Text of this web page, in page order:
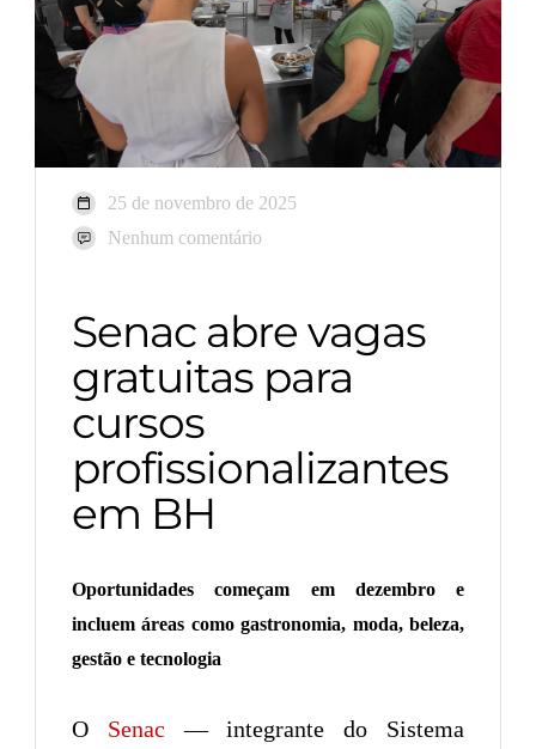
25 de novembro de 2025
Nenhum comentário
Senac abre vagas
gratuitas para
cursos
profissionalizantes
em BH
Oportunidades começam em dezembro e
incluem áreas como gastronomia, moda, beleza,
gestão e tecnologia
O Senac — integrante do Sistema